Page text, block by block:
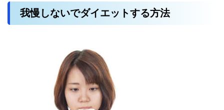
我慢しないでダイエットする方法